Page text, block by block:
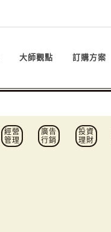
大師觀點 訂購方案
經營
管理
廣告
行銷
投資
理財